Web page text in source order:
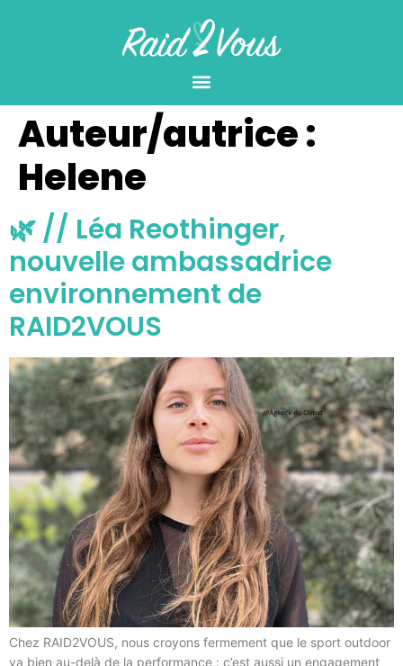
Auteur/autrice :
Helene
🌿 // Léa Reothinger,
nouvelle ambassadrice
environnement de
RAID2VOUS
Chez RAID2VOUS, nous croyons fermement que le sport outdoor
va bien au-delà de la performance : c’est aussi un engagement